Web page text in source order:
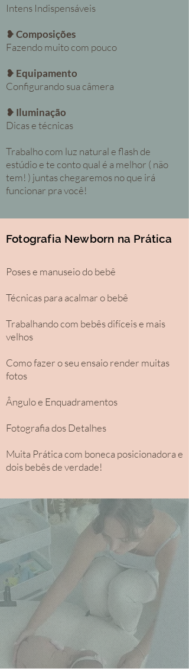
Intens Indispensáveis
❥ Composições
Fazendo muito com pouco
❥ Equipamento
Configurando sua câmera
❥ Iluminação
Dicas e técnicas
Trabalho com luz natural e flash de
estúdio e te conto qual é a melhor ( não
tem! ) juntas chegaremos no que irá
funcionar pra você!
Fotografia Newborn na Prática
Poses e manuseio do bebê
Técnicas para acalmar o bebê
Trabalhando com bebês difíceis e mais
velhos
Como fazer o seu ensaio render muitas
fotos
Ângulo e Enquadramentos
Fotografia dos Detalhes
Muita Prática com boneca posicionadora e
dois bebês de verdade!